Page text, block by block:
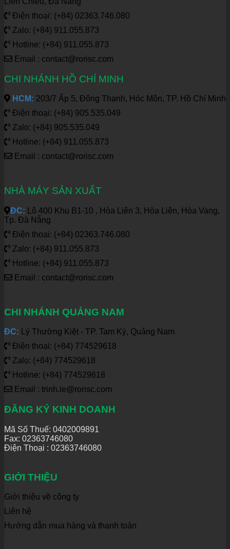
Điện thoại: (+84) 02363.746.080
Zalo: (+84) 911.055.873
Hotline: (+84) 911.055.873
Email : contact@rorisc.com
CHI NHÁNH HỒ CHÍ MINH
HCM: 203/7 Ấp 5, Đông Thạnh, Hóc Môn, TP. Hồ Chí Minh
Điện thoại: (+84) 905.535.049
Zalo: (+84) 905.535.049
Hotline: (+84) 911.055.873
Email : contact@rorisc.com
NHÀ MÁY SẢN XUẤT
ĐC: Lô 400 Khu B1-10 , Hòa Liên 3, Hòa Liên, Hòa Vang,
Tp. Đà Nẵng
Điện thoại: (+84) 02363.746.080
Zalo: (+84) 911.055.873
Hotline: (+84) 911.055.873
Email : contact@rorisc.com
CHI NHÁNH QUẢNG NAM
ĐC: Lý Thường Kiệt - TP. Tam Kỳ, Quảng Nam
Điện thoại: (+84) 774529618
Zalo: (+84) 774529618
Hotline: (+84) 774529618
Email : trinh.le@rorisc.com
ĐĂNG KÝ KINH DOANH
Mã Số Thuế: 0402009891
Fax: 02363746080
Điện Thoại : 02363746080
GIỚI THIỆU
Giới thiệu về công ty
Liên hệ
Hướng dẫn mua hàng và thanh toán